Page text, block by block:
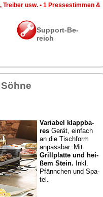
Trei­ber usw. • 1 Pres­se­stim­men &
Sup­port-Be­
reich
Va­ria­bel klapp­ba­
res Ge­rät, ein­fach
an die Tisch­form
an­pass­bar. Mit
Grill­plat­te und hei­
ßem Stein. Inkl.
Pfänn­chen und Spa­
tel.